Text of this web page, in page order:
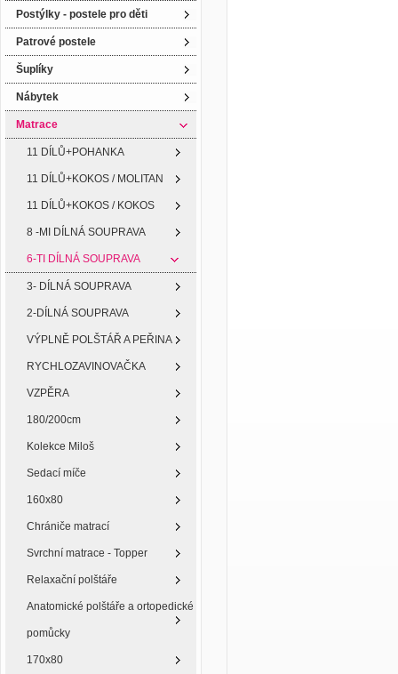
Postýlky - postele pro děti
Patrové postele
Šuplíky
Nábytek
Matrace
11 DÍLŮ+POHANKA
11 DÍLŮ+KOKOS / MOLITAN
11 DÍLŮ+KOKOS / KOKOS
8 -MI DÍLNÁ SOUPRAVA
6-TI DÍLNÁ SOUPRAVA
3- DÍLNÁ SOUPRAVA
2-DÍLNÁ SOUPRAVA
VÝPLNĚ POLŠTÁŘ A PEŘINA
RYCHLOZAVINOVAČKA
VZPĚRA
180/200cm
Kolekce Miloš
Sedací míče
160x80
Chrániče matrací
Svrchní matrace - Topper
Relaxační polštáře
Anatomické polštáře a ortopedické
pomůcky
170x80